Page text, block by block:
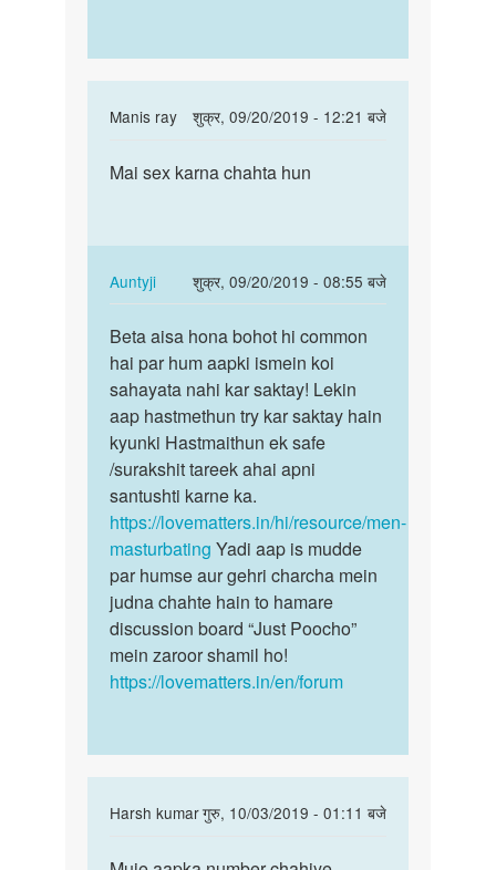
Manis ray
शुक्र, 09/20/2019 - 12:21 बजे
In
to
Hum
apki
kya
by
Auntyji
Mai
chahta
hun
Mai sex karna chahta hun
Auntyji
शुक्र, 09/20/2019 - 08:55 बजे
In
reply
to
Mai
sex
karna
chahta
hun
by
Manis
ray
Beta
aisa
hona
bohot
hi…
Beta aisa hona bohot hi common
hai par hum aapki ismein koi
sahayata nahi kar saktay! Lekin
aap hastmethun try kar saktay hain
kyunki Hastmaithun ek safe
/surakshit tareek ahai apni
santushti karne ka.
https://lovematters.in/hi/resource/men-
masturbating Yadi aap is mudde
par humse aur gehri charcha mein
judna chahte hain to hamare
discussion board “Just Poocho”
mein zaroor shamil ho!
https://lovematters.in/en/forum
Harsh kumarगुरु, 10/03/2019 - 01:11 बजे
In
to